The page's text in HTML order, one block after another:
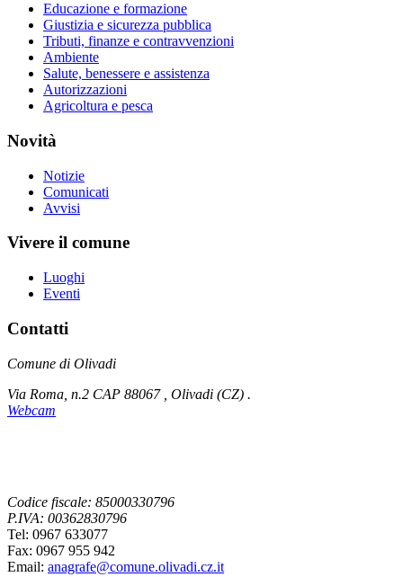
Educazione e formazione
Giustizia e sicurezza pubblica
Tributi, finanze e contravvenzioni
Ambiente
Salute, benessere e assistenza
Autorizzazioni
Agricoltura e pesca
Novità
Notizie
Comunicati
Avvisi
Vivere il comune
Luoghi
Eventi
Contatti
Comune di Olivadi
Via Roma, n.2 CAP 88067 , Olivadi (CZ) .
Webcam
Codice fiscale: 85000330796
P.IVA: 00362830796
Tel: 0967 633077
Fax: 0967 955 942
Email: anagrafe@comune.olivadi.cz.it